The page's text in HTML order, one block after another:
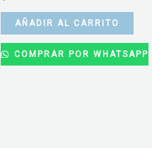
AÑADIR AL CARRITO
COMPRAR POR WHATSAPP